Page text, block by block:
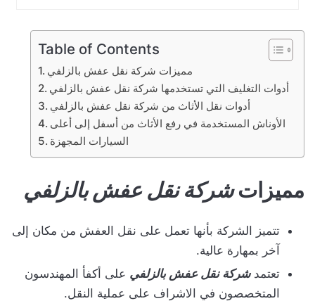
Table of Contents
مميزات شركة نقل عفش بالزلفي
أدوات التغليف التي تستخدمها شركة نقل عفش بالزلفي
أدوات نقل الأثاث من شركة نقل عفش بالزلفي
الأوناش المستخدمة في رفع الأثاث من أسفل إلى أعلى
السيارات المجهزة
مميزاتشركة نقل عفش بالزلفي
تتميز الشركة بأنها تعمل على نقل العفش من مكان إلى
آخر بمهارة عالية.
تعتمدشركة نقل عفش بالزلفي على أكفأ المهندسون
المتخصصون في الاشراف على عملية النقل.